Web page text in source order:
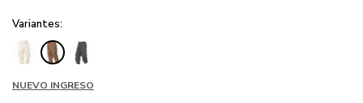
NUEVO INGRESO
Variantes: